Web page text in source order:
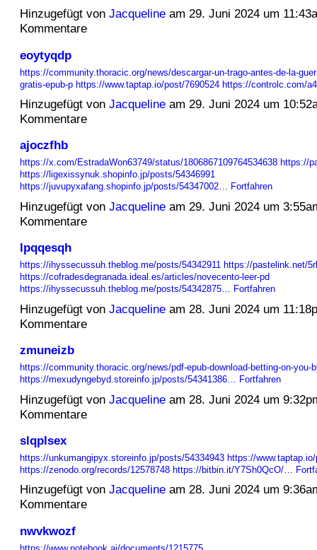
Hinzugefügt von Jacquelineam 29. Juni 2024 um
Kommentare
eoytyqdp
https://community.thoracic.org/news/descargar-un-trago-antes-de-la-
gratis-epub-p https://www.taptap.io/post/7690524 https://controlc.com/
Hinzugefügt von Jacquelineam 29. Juni 2024 um
Kommentare
ajoczfhb
https://x.com/EstradaWon63749/status/1806867109764534638 https://
https://ligexissynuk.shopinfo.jp/posts/54346991
https://juvupyxafang.shopinfo.jp/posts/54347002… Fortfahren
Hinzugefügt von Jacquelineam 29. Juni 2024 um
Kommentare
lpqqesqh
https://ihyssecussuh.theblog.me/posts/54342911 https://pastelink.net/
https://cofradesdegranada.ideal.es/articles/novecento-leer-pd
https://ihyssecussuh.theblog.me/posts/54342875… Fortfahren
Hinzugefügt von Jacquelineam 28. Juni 2024 um
Kommentare
zmuneizb
https://community.thoracic.org/news/pdf-epub-download-betting-on-you-
https://mexudyngebyd.storeinfo.jp/posts/54341386… Fortfahren
Hinzugefügt von Jacquelineam 28. Juni 2024 um
Kommentare
slqplsex
https://unkumangipyx.storeinfo.jp/posts/54334943 https://
https://zenodo.org/records/12578748 https://bitbin.it/Y7Sh0QcO/…
Hinzugefügt von Jacquelineam 28. Juni 2024 um
Kommentare
nwvkwozf